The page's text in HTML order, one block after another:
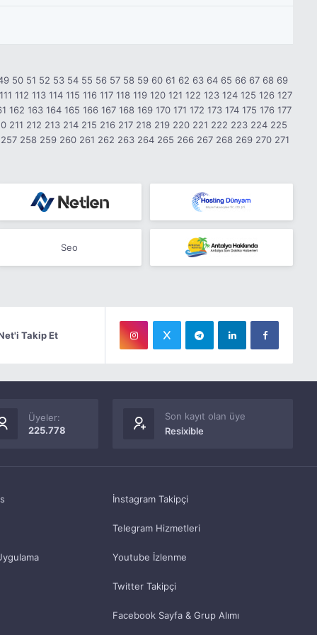
50 51 52 53 54 55 56 57 58 59 60 61 62 63 64 65 66 67 68 69
111 112 113 114 115 116 117 118 119 120 121 122 123 124 125 126 127
162 163 164 165 166 167 168 169 170 171 172 173 174 175 176 177
211 212 213 214 215 216 217 218 219 220 221 222 223 224 225
257 258 259 260 261 262 263 264 265 266 267 268 269 270 271
Seo
Takip Et
Üyeler:
225.778
Son kayıt olan üye
Resixible
İnstagram Takipçi
Telegram Hizmetleri
Youtube İzlenme
Twitter Takipçi
Facebook Sayfa & Grup Alımı